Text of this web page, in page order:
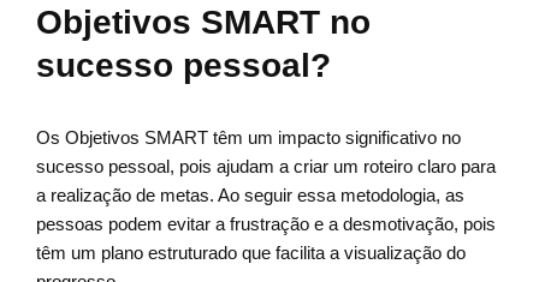
Objetivos SMART no
sucesso pessoal?
Os Objetivos SMART têm um impacto significativo no
sucesso pessoal, pois ajudam a criar um roteiro claro para
a realização de metas. Ao seguir essa metodologia, as
pessoas podem evitar a frustração e a desmotivação, pois
têm um plano estruturado que facilita a visualização do